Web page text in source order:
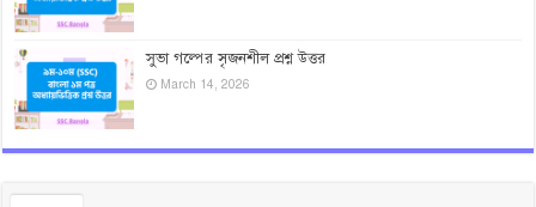
সুভা গল্পের সৃজনশীল প্রশ্ন উত্তর
March 14, 2026